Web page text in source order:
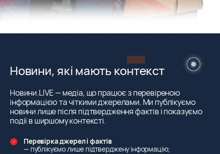
Новини, які мають контекст
Новини.LIVE — медіа, що працює з перевіреною
інформацією та чіткими джерелами. Ми публікуємо
новини лише після підтвердження фактів і показуємо
події в ширшому контексті.
Перевірка джерел і фактів
— публікуємо лише підтверджену інформацію;